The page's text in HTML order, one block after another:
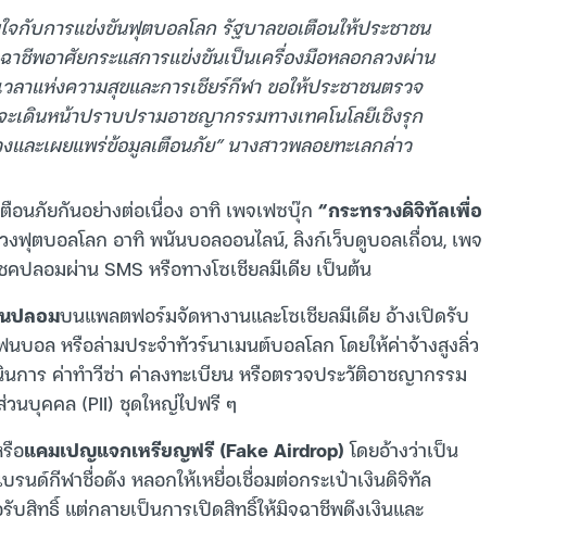
จกับการแข่งขันฟุตบอลโลก รัฐบาลขอเตือนให้ประชาชน
ชีพอาศัยกระแสการแข่งขันเป็นเครื่องมือหลอกลวงผ่าน
าแห่งความสุขและการเชียร์กีฬา ขอให้ประชาชนตรวจ
ดินหน้าปราบปรามอาชญากรรมทางเทคโนโลยีเชิงรุก
ะเผยแพร่ข้อมูลเตือนภัย” นางสาวพลอยทะเลกล่าว
อนภัยกันอย่างต่อเนื่อง อาทิ เพจเฟซบุ๊ก “กระทรวงดิจิทัลเพื่อ
งฟุตบอลโลก อาทิ พนันบอลออนไลน์, ลิงก์เว็บดูบอลเถื่อน, เพจ
ปลอมผ่าน SMS หรือทางโซเชียลมีเดีย เป็นต้น
ปลอมบนแพลตฟอร์มจัดหางานและโซเชียลมีเดีย อ้างเปิดรับ
อล หรือล่ามประจำทัวร์นาเมนต์บอลโลก โดยให้ค่าจ้างสูงลิ่ว
การ ค่าทำวีซ่า ค่าลงทะเบียน หรือตรวจประวัติอาชญากรรม
วนบุคคล (PII) ชุดใหญ่ไปฟรี ๆ
อแคมเปญแจกเหรียญฟรี (Fake Airdrop)โดยอ้างว่าเป็น
นด์กีฬาชื่อดัง หลอกให้เหยื่อเชื่อมต่อกระเป๋าเงินดิจิทัล
บสิทธิ์ แต่กลายเป็นการเปิดสิทธิ์ให้มิจฉาชีพดึงเงินและ